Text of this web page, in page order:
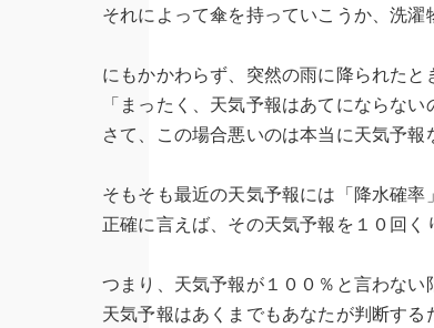
それによって傘を持っていこうか、洗濯
にもかかわらず、突然の雨に降られたと
「まったく、天気予報はあてにならない
さて、この場合悪いのは本当に天気予報
そもそも最近の天気予報には「降水確率
正確に言えば、その天気予報を１０回
つまり、天気予報が１００％と言わない
天気予報はあくまでもあなたが判断する